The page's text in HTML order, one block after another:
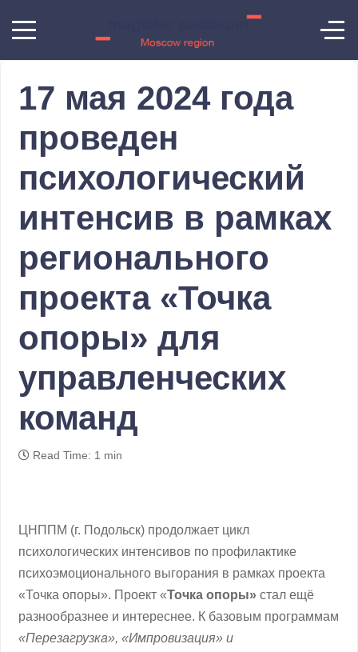
17 мая 2024 года
проведен
психологический
интенсив в рамках
регионального
проекта «Точка
опоры» для
управленческих
команд
Read Time: 1 min
ЦНППМ (г. Подольск) продолжает цикл
психологических интенсивов по профилактике
психоэмоционального выгорания в рамках проекта
«Точка опоры». Проект «Точка опоры» стал ещё
разнообразнее и интереснее. К базовым программам
«Перезагрузка», «Импровизация» и